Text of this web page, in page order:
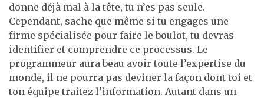
donne déjà mal à la tête, tu n’es pas seule.
Cependant, sache que même si tu engages une
firme spécialisée pour faire le boulot, tu devras
identifier et comprendre ce processus. Le
programmeur aura beau avoir toute l’expertise du
monde, il ne pourra pas deviner la façon dont toi et
ton équipe traitez l’information. Autant dans un